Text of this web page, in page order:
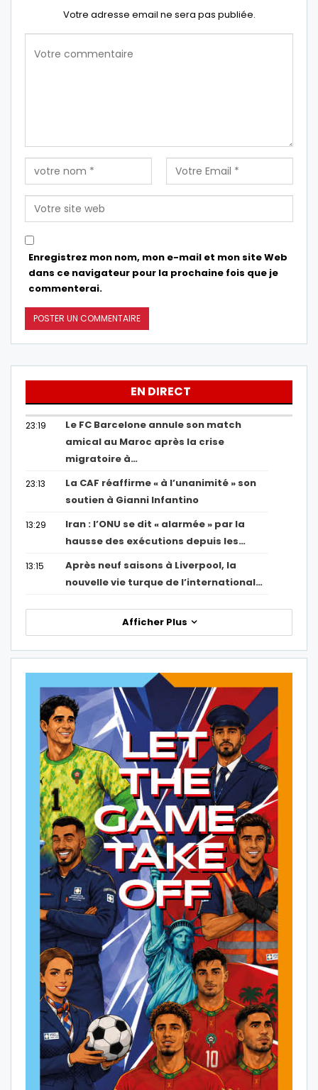
Votre adresse email ne sera pas publiée.
Enregistrez mon nom, mon e-mail et mon site Web
dans ce navigateur pour la prochaine fois que je
commenterai.
EN DIRECT
23:19
Le FC Barcelone annule son match
amical au Maroc après la crise
migratoire à…
23:13
La CAF réaffirme « à l’unanimité » son
soutien à Gianni Infantino
13:29
Iran : l’ONU se dit « alarmée » par la
hausse des exécutions depuis les…
13:15
Après neuf saisons à Liverpool, la
nouvelle vie turque de l’international…
Afficher Plus